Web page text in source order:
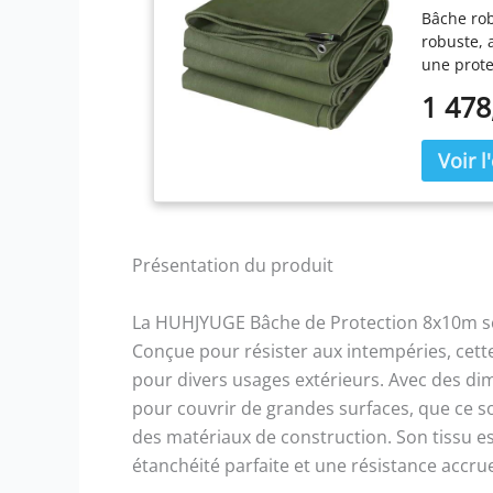
avec
Bâche
robuste,
une
bords
Ses
vie
les
à la
1
Présentation du produit
La HUHJYUGE Bâche de Protection
Conçue pour résister aux intempéries,
pour divers usages extérieurs. Avec des
pour couvrir de grandes surfaces, que ce
des matériaux de construction. Son tissu
étanchéité parfaite et une résistance